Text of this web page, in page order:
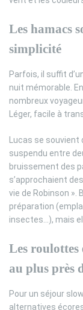
Les hamacs
simplicité
Parfois, il suffit
nuit mémorable.
nombreux
Léger, facile à
Lucas se souvient
suspendu entre
bruissement des
s’approchaient
vie de Robinson ».
préparation
insectes…), mais
Les roulottes
au plus près
Pour un séjour
alternatives